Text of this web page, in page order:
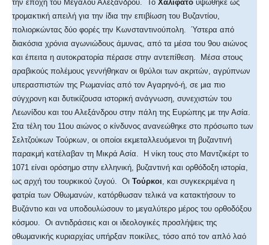
την εποχή του Μεγάλου Αλεξάνδρου. Το Χαλιφάτο υψώθηκε ως
τρομακτική απειλή για την ίδια την επιβίωση του Βυζαντίου,
πολιορκώντας δύο φορές την Κωνσταντινούπολη. Ύστερα από
διακόσια χρόνια αγωνιώδους άμυνας, από τα μέσα του 9ου αιώνος
και έπειτα η αυτοκρατορία πέρασε στην αντεπίθεση. Μέσα στους
αραβικούς πολέμους γεννήθηκαν οι θρύλοι των ακριτών, αγρύπνων
υπερασπιστών της Ρωμανίας από τον Αγαρηνό-ή, σε μια πιο
σύγχρονη και δυτικίζουσα ιστορική ανάγνωση, συνεχιστών του
Λεωνίδου και του Αλεξάνδρου στην πάλη της Ευρώπης με την Ασία.
Στα τέλη του 11ου αιώνος ο κίνδυνος ανανεώθηκε στο πρόσωπο των
Σελτζούκων Τούρκων, οι οποίοι εκμεταλλευόμενοι τη βυζαντινή
παρακμή κατέλαβαν τη Μικρά Ασία. Η νίκη τους στο Μαντζικέρτ το
1071 είναι ορόσημο στην ελληνική, βυζαντινή και ορθόδοξη ιστορία,
ως αρχή του τουρκικού ζυγού. Οι Τούρκοι, και συγκεκριμένα η
φατρία των Οθωμανών, κατόρθωσαν τελικά να κατακτήσουν το
Βυζάντιο και να υποδουλώσουν το μεγαλύτερο μέρος του ορθοδόξου
κόσμου. Οι αντιδράσεις και οι ιδεολογικές προσλήψεις της
οθωμανικής κυριαρχίας υπήρξαν ποικίλες, τόσο από τον απλό λαό